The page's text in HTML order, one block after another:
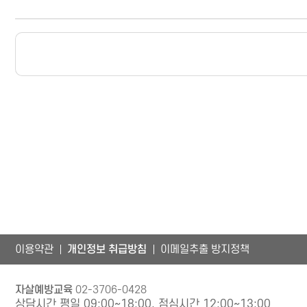
이용약관 개인정보 취급방침 이메일추출 방지정책
자살예방교육 02-3706-0428
상담시간 평일 09:00~18:00, 점심시간 12:00~13:00